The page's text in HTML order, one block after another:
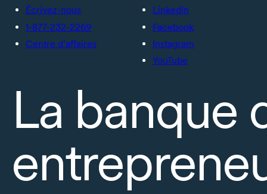
Écrivez-nous
1-877-232-2269
Centre d’affaires
LinkedIn
Facebook
Instagram
YouTube
La banque